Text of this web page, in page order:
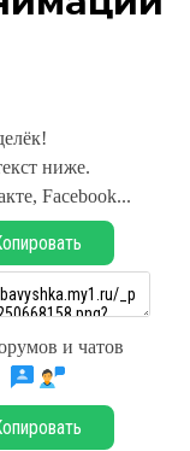
ниже.
Facebook...
и чатов